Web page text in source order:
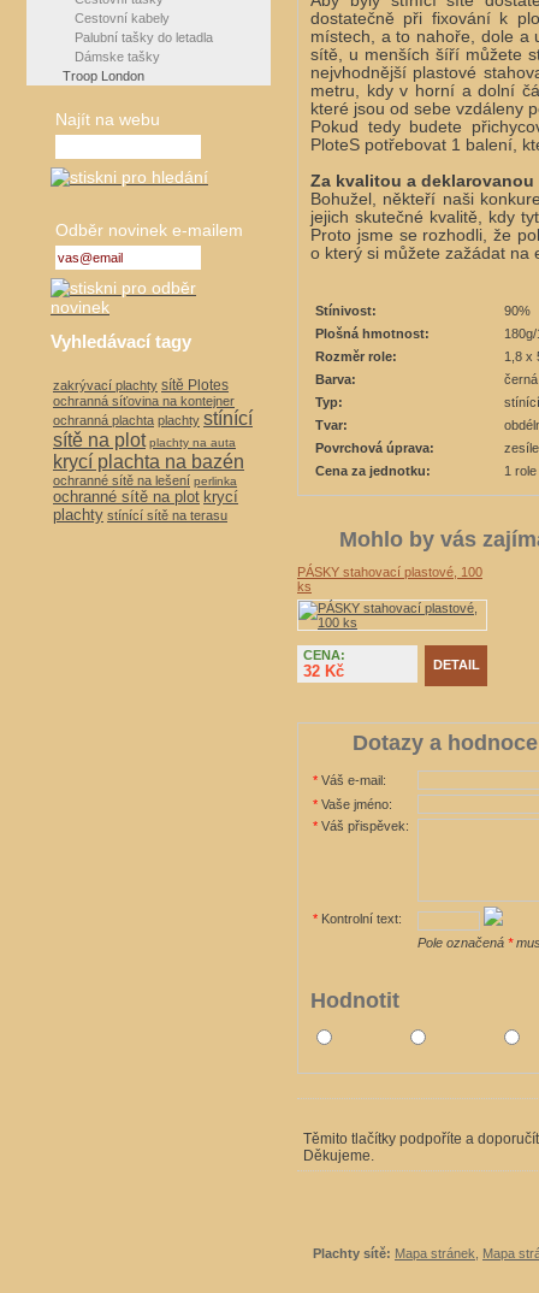
dostatečně při fixování k
místech, a to nahoře, dole a
sítě, u menších šíří můžete
nejvhodnější plastové
metru, kdy v horní a dolní
které jsou od sebe vzdáleny
Pokud tedy budete
PloteS potřebovat 1 balení,
Za kvalitou a
Bohužel, někteří naši
jejich skutečné kvalitě, kdy
Proto jsme se rozhodli, že
o který si můžete zažádat na
Stínivost:
90%
Plošná hmotnost:
Rozměr role:
1,8 x
Barva:
černá
Typ:
Tvar:
Povrchová úprava:
Cena za jednotku:
1 role
Mohlo by vás
PÁSKY stahovací plastové, 100
ks
CENA:
32 Kč DETAIL
Dotazy a
* Váš e-mail:
* Vaše jméno:
* Váš přispěvek:
* Kontrolní text:
Pole označená *
Hodnotit
Těmito tlačítky podpoříte a
Děkujeme.
Cestovní kabely
Palubní tašky do letadla
Dámske tašky
Troop London
Najít na webu
Odběr novinek e-mailem
Vyhledávací tagy
zakrývací plachty sítě Plotes
ochranná síťovina na kontejner
ochranná plachta plachty stínící
sítě na plot plachty na auta
krycí plachta na bazén
ochranné sítě na lešení perlinka
ochranné sítě na plot krycí
plachty stínící sítě na terasu
Plachty sítě: Mapa stránek Mapa